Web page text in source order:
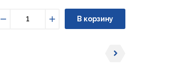
Увеличить
В корзину